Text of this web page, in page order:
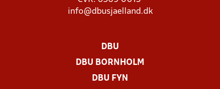
info@dbusjaelland.dk
DBU
DBU BORNHOLM
DBU FYN